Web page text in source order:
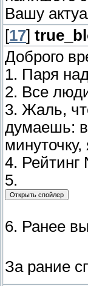
Вашу
[17]
Доброго
1. Паря
2. Все
3. Жаль,
думаешь:
4. Рейтинг
5.
6. Ранее
За рание